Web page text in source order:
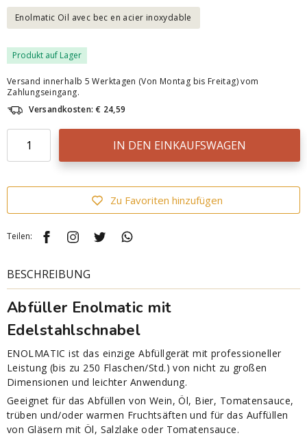
Enolmatic Oil avec bec en acier inoxydable
Produkt auf Lager
Versand innerhalb 5 Werktagen (Von Montag bis Freitag) vom
Zahlungseingang.
Versandkosten: € 24,59
IN DEN EINKAUFSWAGEN
Zu Favoriten hinzufügen
Teilen:
BESCHREIBUNG
Abfüller Enolmatic mit
Edelstahlschnabel
ENOLMATIC ist das einzige Abfüllgerät mit professioneller
Leistung (bis zu 250 Flaschen/Std.) von nicht zu großen
Dimensionen und leichter Anwendung.
Geeignet für das Abfüllen von Wein, Öl, Bier, Tomatensauce,
trüben und/oder warmen Fruchtsäften und für das Auffüllen
von Gläsern mit Öl, Salzlake oder Tomatensauce.